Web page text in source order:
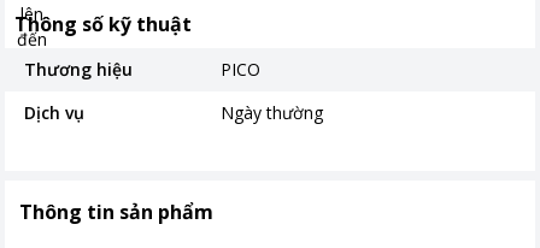
Thông số kỹ thuật
Thương hiệu
PICO
Dịch vụ
Ngày thường
Thông tin sản phẩm